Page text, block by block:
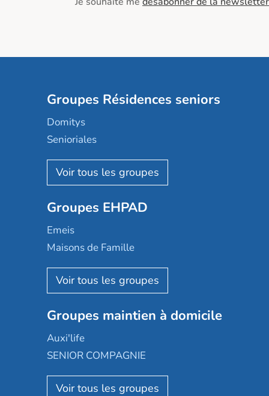
Groupes Résidences seniors
Domitys
Senioriales
Nohée
Les Résidentiels
Mobicap
Domusvi
Happy Senior
Aquarelia
Nexity edenea
Les jardins d'Arcadie
Occitalia
Appartseniors
Reseda
Groupes EHPAD
Emeis
Maisons de Famille
Korian
Emera
Groupe SOS
Le Noble Âge
Almage
Résidalya
Groupes maintien à domicile
Auxi'life
SENIOR COMPAGNIE
AGE D'OR Services